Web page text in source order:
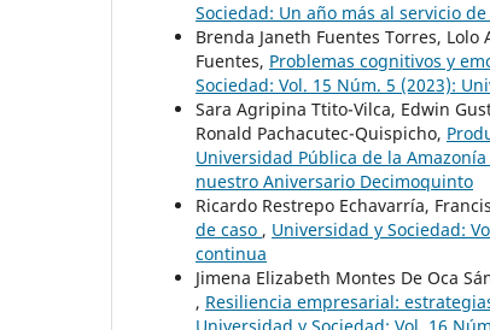
Sociedad: Un año más al servicio
Brenda Janeth Fuentes Torres, Lolo
Fuentes, Problemas cognitivos y
Sociedad: Vol. 15 Núm. 5 (2023):
Sara Agripina Ttito-Vilca, Edwin
Ronald Pachacutec-Quispicho,
Universidad Pública de la Amazonía
nuestro Aniversario Decimoquinto
Ricardo Restrepo Echavarría,
de caso , Universidad y Sociedad:
continua
Jimena Elizabeth Montes De Oca
, Resiliencia empresarial: